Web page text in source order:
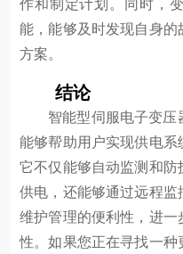
能，能够及时发现自身
方案。
结论
智能型伺服电子变压
能够帮助用户实现供电系
它不仅能够自动监测和
供电，还能够通过远程
维护管理的便利性，进
性。如果您正在寻找一种